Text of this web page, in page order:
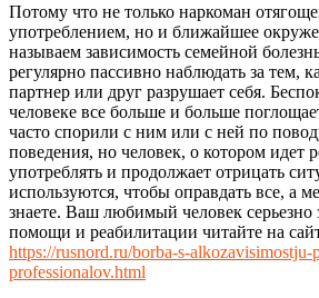
Потому что не только наркоман
употреблением, но и ближайшее
называем зависимость семейной
регулярно пассивно наблюдать за тем,
партнер или друг разрушает себя.
человеке все больше и больше
часто спорили с ним или с ней по
поведения, но человек, о котором идет
употреблять и продолжает отрицать
используются, чтобы оправдать все, а
знаете. Ваш любимый человек
помощи и реабилитации читайте на
https://rusnord.ru/borba-s-alkozavisimostju-
professionalov.html